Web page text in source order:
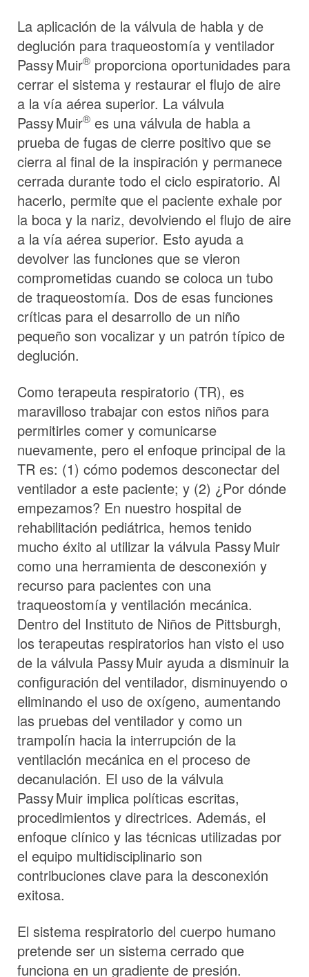
La aplicación de la válvula de habla y de
deglución para traqueostomía y ventilador
Passy Muir® proporciona oportunidades para
cerrar el sistema y restaurar el flujo de aire
a la vía aérea superior. La válvula
Passy Muir® es una válvula de habla a
prueba de fugas de cierre positivo que se
cierra al final de la inspiración y permanece
cerrada durante todo el ciclo espiratorio. Al
hacerlo, permite que el paciente exhale por
la boca y la nariz, devolviendo el flujo de aire
a la vía aérea superior. Esto ayuda a
devolver las funciones que se vieron
comprometidas cuando se coloca un tubo
de traqueostomía. Dos de esas funciones
críticas para el desarrollo de un niño
pequeño son vocalizar y un patrón típico de
deglución.
Como terapeuta respiratorio (TR), es
maravilloso trabajar con estos niños para
permitirles comer y comunicarse
nuevamente, pero el enfoque principal de la
TR es: (1) cómo podemos desconectar del
ventilador a este paciente; y (2) ¿Por dónde
empezamos? En nuestro hospital de
rehabilitación pediátrica, hemos tenido
mucho éxito al utilizar la válvula Passy Muir
como una herramienta de desconexión y
recurso para pacientes con una
traqueostomía y ventilación mecánica.
Dentro del Instituto de Niños de Pittsburgh,
los terapeutas respiratorios han visto el uso
de la válvula Passy Muir ayuda a disminuir la
configuración del ventilador, disminuyendo o
eliminando el uso de oxígeno, aumentando
las pruebas del ventilador y como un
trampolín hacia la interrupción de la
ventilación mecánica en el proceso de
decanulación. El uso de la válvula
Passy Muir implica políticas escritas,
procedimientos y directrices. Además, el
enfoque clínico y las técnicas utilizadas por
el equipo multidisciplinario son
contribuciones clave para la desconexión
exitosa.
El sistema respiratorio del cuerpo humano
pretende ser un sistema cerrado que
funciona en un gradiente de presión.